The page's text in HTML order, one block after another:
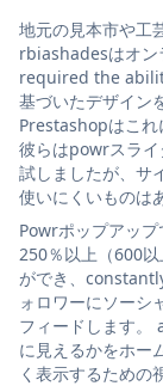
地元の見本市や工
rbiashadesはオン
required the
基づいたデザイン
Prestashopはこれ
彼らはpowrスラ
試しましたが、サ
使いにくいものは
Powrポップアッ
250％以上（600
ができ、
ォロワーにソーシ
フィードします
に見えるかをホー
く表示するための